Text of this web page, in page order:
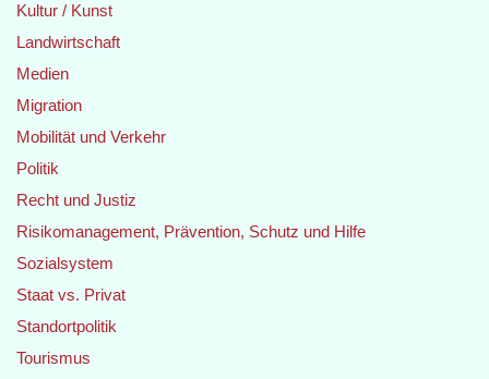
Kultur / Kunst
Landwirtschaft
Medien
Migration
Mobilität und Verkehr
Politik
Recht und Justiz
Risikomanagement, Prävention, Schutz und Hilfe
Sozialsystem
Staat vs. Privat
Standortpolitik
Tourismus